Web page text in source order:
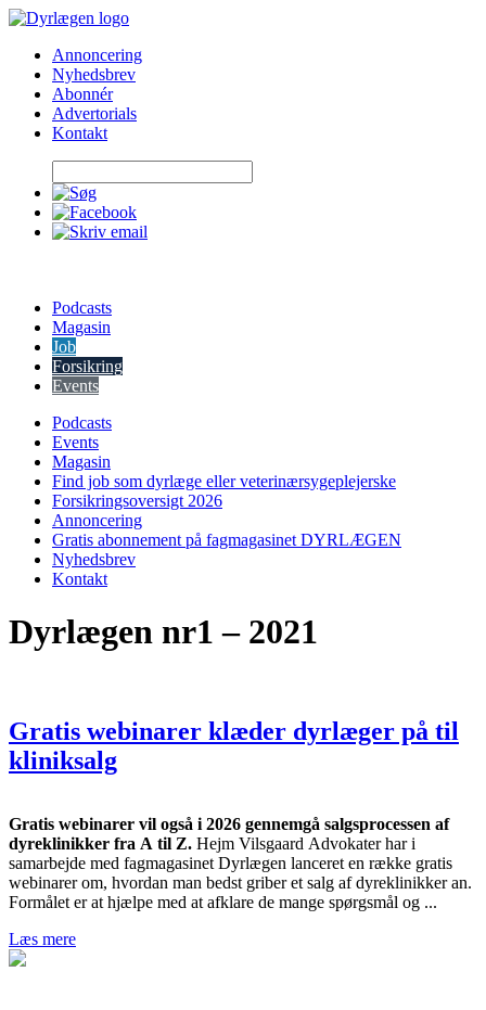
Skip
contentAnnoncering
Nyhedsbrev
Abonnér
Advertorials
Kontakt
Podcasts
Magasin
Job
Forsikring
Events
Podcasts
Events
Magasin
Find job som dyrlæge eller veterinærsygeplejerske
Forsikringsoversigt 2026
Annoncering
Gratis abonnement på fagmagasinet DYRLÆGEN
Nyhedsbrev
Kontakt
Dyrlægen nr1 – 2021
Gratis webinarer klæder dyrlæger på til
kliniksalg
Gratis webinarer vil også i 2026 gennemgå salgsprocessen af
dyreklinikker fra A til Z.
samarbejde med fagmagasinet Dyrlægen lanceret en række gratis
webinarer om, hvordan man bedst griber et salg af dyreklinikker an.
Formålet er at hjælpe med at afklare de mange spørgsmål og ...
Læs mere